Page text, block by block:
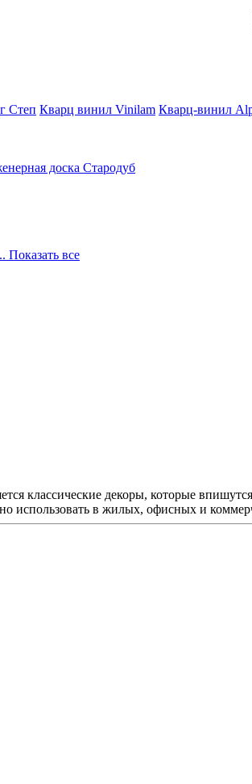
Степ Кварц винил Vinilam Кварц-винил
доска Стародуб
Показать все
классические декоры, которые
использовать в жилых, офисных и